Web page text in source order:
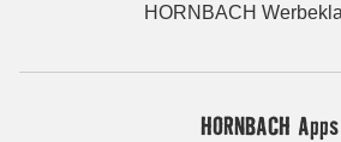
HORNBACH
HORNBACH Apps